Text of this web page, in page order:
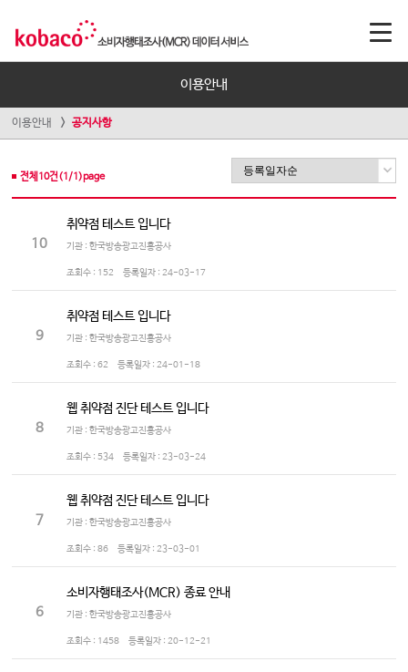
이용안내
이용안내 공지사항
전체 10건(1 /1 )page
10
취약점 테스트 입니다
기관 : 한국방송광고진흥공사
조회수 : 152 등록일자 : 24-03-17
9
취약점 테스트 입니다
기관 : 한국방송광고진흥공사
조회수 : 62 등록일자 : 24-01-18
8
웹 취약점 진단 테스트 입니다
기관 : 한국방송광고진흥공사
조회수 : 534 등록일자 : 23-03-24
7
웹 취약점 진단 테스트 입니다
기관 : 한국방송광고진흥공사
조회수 : 86 등록일자 : 23-03-01
6
소비자행태조사(MCR) 종료 안내
기관 : 한국방송광고진흥공사
조회수 : 1458 등록일자 : 20-12-21